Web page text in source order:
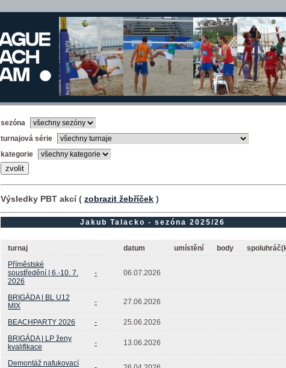
sezóna
turnajová série
kategorie
Výsledky PBT akcí ( zobrazit žebříček )
Jakub Talacko - sezóna 2025/26
turnaj datum umístění body
Příměstské
soustředění | 6.-10. 7.
2026
- 06.07.2026
BRIGÁDA | BL U12
MIX
- 27.06.2026
BEACHPARTY 2026 -
25.06.2026
BRIGÁDA | LP ženy
kvalifikace
- 13.06.2026
Demontáž nafukovací